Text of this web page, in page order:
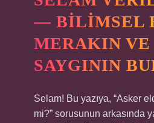
— BILIMSEL
MERAKIN VE
SAYGININ
Selam! Bu yazıya, “Asker
mi?” sorusunun arkasında